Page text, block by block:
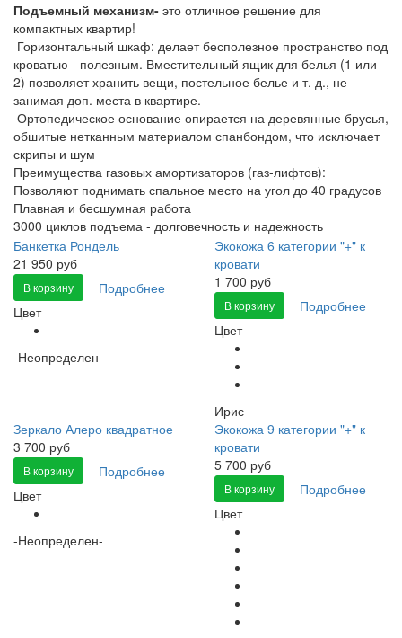
Подъемный механизм- это отличное решение для
компактных квартир!
Горизонтальный шкаф: делает бесполезное пространство под
кроватью - полезным. Вместительный ящик для белья (1 или
2) позволяет хранить вещи, постельное белье и т. д., не
занимая доп. места в квартире.
Ортопедическое основание опирается на деревянные брусья,
обшитые нетканным материалом спанбондом, что исключает
скрипы и шум
Преимущества газовых амортизаторов (газ-лифтов):
Позволяют поднимать спальное место на угол до 40 градусов
Плавная и бесшумная работа
3000 циклов подъема - долговечность и надежность
Банкетка Рондель
21 950 руб
В корзину
Подробнее
Цвет
-Неопределен-
Экокожа 6 категории "+" к
кровати
1 700 руб
В корзину
Подробнее
Цвет
Ирис
Зеркало Алеро квадратное
3 700 руб
В корзину
Подробнее
Цвет
-Неопределен-
Экокожа 9 категории "+" к
кровати
5 700 руб
В корзину
Подробнее
Цвет